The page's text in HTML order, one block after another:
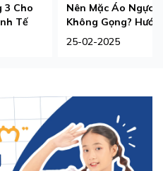
3 Cho
Tế
Nên Mặc Áo Ngực
Không Gọng?
Phù Hợp Nhất
25-02-2025